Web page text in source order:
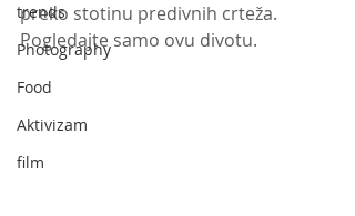
trends
Photography
Food
Aktivizam
film
preko stotinu predivnih crteža.
Pogledajte samo ovu divotu.